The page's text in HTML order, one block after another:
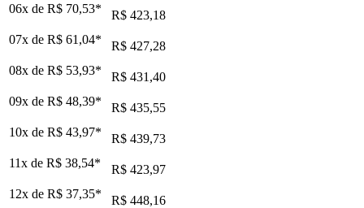
06x de R$ 70,53*
R$ 423,18
07x de R$ 61,04*
R$ 427,28
08x de R$ 53,93*
R$ 431,40
09x de R$ 48,39*
R$ 435,55
10x de R$ 43,97*
R$ 439,73
11x de R$ 38,54*
R$ 423,97
12x de R$ 37,35* R$ 448,16